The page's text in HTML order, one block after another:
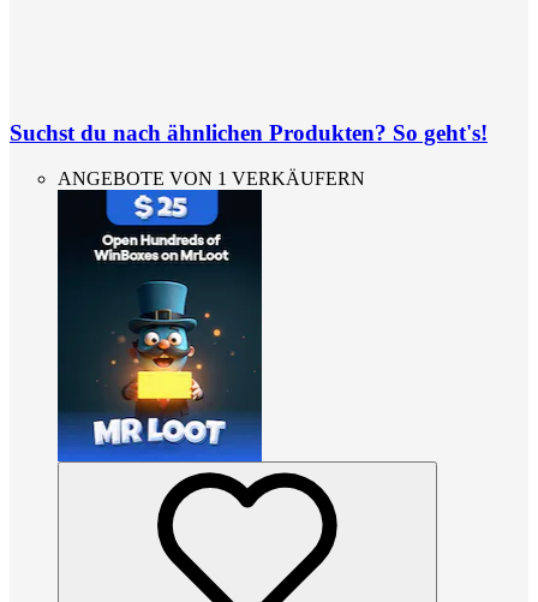
Suchst du nach ähnlichen Produkten? So geht's!
ANGEBOTE VON 1 VERKÄUFERN